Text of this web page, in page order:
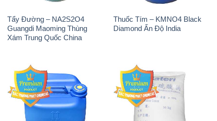
H2O2 – Hydrogen Peroxide
Sodium Sulphate – Muối